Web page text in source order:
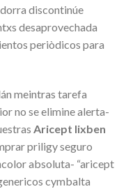
discontinúe
desaprovechada
periòdicos para
meintras tarefa
no se elimine alerta-
Aricept lixben
priligy seguro
absoluta- “aricept
cymbalta